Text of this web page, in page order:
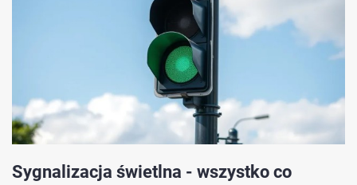
Sygnalizacja świetlna - wszystko co